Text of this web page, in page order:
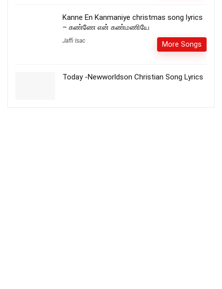
Kanne En Kanmaniye christmas song lyrics
– கண்ணே என் கண்மணியே
Jaffi Isac More Songs
Today -Newworldson Christian Song Lyrics